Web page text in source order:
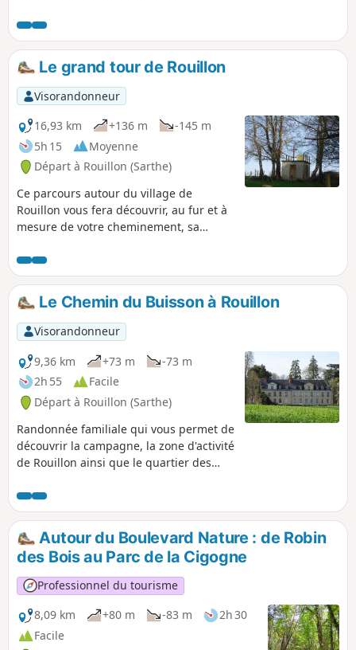
Le grand tour de Rouillon
Visorandonneur
16,93 km
+136 m
-145 m
5h 15
Moyenne
Départ à Rouillon (Sarthe)
Ce parcours autour du village de
Rouillon vous fera découvrir, au fur et à
mesure de votre cheminement, sa
espaces culturels, la ville du Mans
(quartier des Ardriers), ses espaces
boisés etc... Beau parcours destiné aux
familles. Paysages variés : bocage, forêt,
et point de vue sur la métropole du
Mans. Chemins creux à 75% et balisage
Jaune.
Le Chemin du Buisson à Rouillon
Visorandonneur
9,36 km
+73 m
-73 m
2h 55
Facile
Départ à Rouillon (Sarthe)
Randonnée familiale qui vous permet de
découvrir la campagne, la zone d'activité
de Rouillon ainsi que le quartier des
vous découvrirez également le centre
culturel de Rouillon (Domaine de
Vaujoubert), la Chapelle Saint-Pavin, le
Domaine de la Futaie ainsi que la Ferme
de l’Épine (gîte communal) et la maison
des Sœurs Pénitentes du Carmel de
Vaujoubert.
Autour du Boulevard Nature : de Robin
des Bois au Parc de la Cigogne
Professionnel du tourisme
8,09 km
+80 m -83 m
2h 30
Facile